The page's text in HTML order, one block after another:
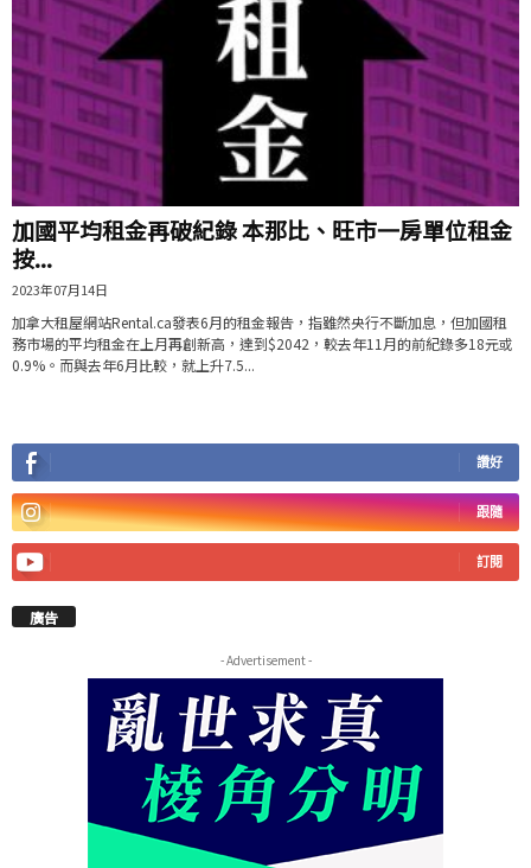
加國平均租金再破紀錄 本那比、旺市一房單位租金
按...
2023年07月14日
加拿大租屋網站Rental.ca發表6月的租金報告，指雖然央行不斷加息，但加國租
務市場的平均租金在上月再創新高，達到$2042，較去年11月的前紀錄多18元或
0.9%。而與去年6月比較，就上升7.5...
讚好
跟隨
訂閱
廣告
- Advertisement -